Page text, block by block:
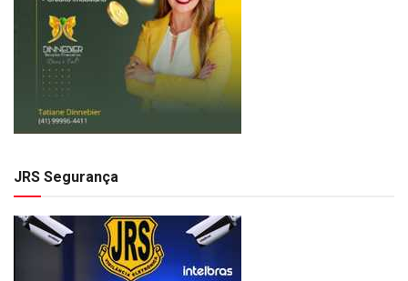
JRS Segurança